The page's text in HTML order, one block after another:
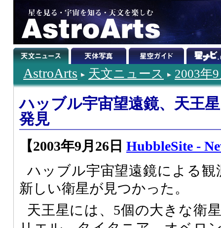
AstroArts 天文ニュース 2003年
ハッブル宇宙望遠鏡、天王
発見
【2003年9月26日 HubbleSite -
ハッブル宇宙望遠鏡による観
新しい衛星が見つかった。
天王星には、5個の大きな衛